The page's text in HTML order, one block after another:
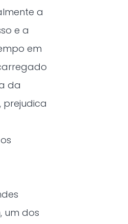
a
e a
em
da
prejudica
um dos